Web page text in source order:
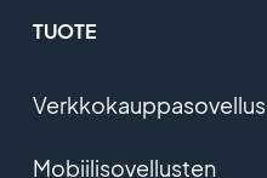
TUOTE
Verkkokauppasovellus
Mobiilisovellusten